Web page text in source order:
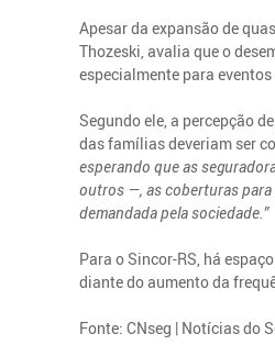
Apesar da expansão de
Thozeski, avalia que o
especialmente para
Segundo ele, a percepção
das famílias deveriam ser
esperando que as
outros —, as coberturas para
demandada pela sociedade.”
Para o Sincor-RS, há
diante do aumento da
Fonte: CNseg | Notícias do